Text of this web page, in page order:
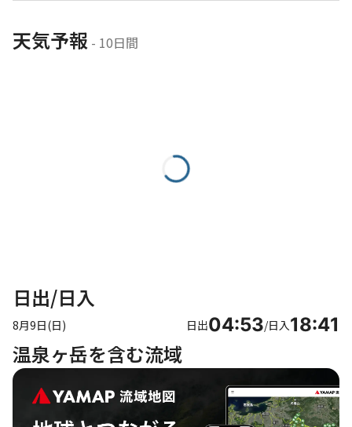
天気予報 - 10日間
日出/日入
8月9日(日) 日出04:53/日入18:41
温泉ヶ岳を含む流域